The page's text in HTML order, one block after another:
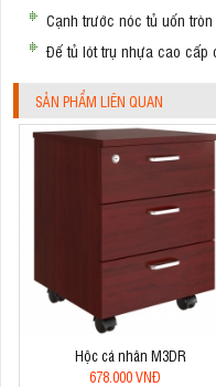
Cạnh trước nóc tủ uốn tròn
Đế tủ lót trụ nhựa cao cấp
SẢN PHẨM LIÊN QUAN
Hộc cá nhân M3DR
678.000 VNĐ